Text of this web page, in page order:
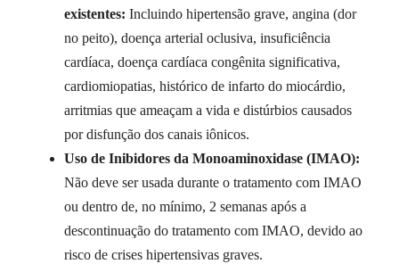
existentes: Incluindo hipertensão grave, angina (dor
no peito), doença arterial oclusiva, insuficiência
cardíaca, doença cardíaca congênita significativa,
cardiomiopatias, histórico de infarto do miocárdio,
arritmias que ameaçam a vida e distúrbios causados
por disfunção dos canais iônicos.
Uso de Inibidores da Monoaminoxidase (IMAO):
Não deve ser usada durante o tratamento com IMAO
ou dentro de, no mínimo, 2 semanas após a
descontinuação do tratamento com IMAO, devido ao
risco de crises hipertensivas graves.